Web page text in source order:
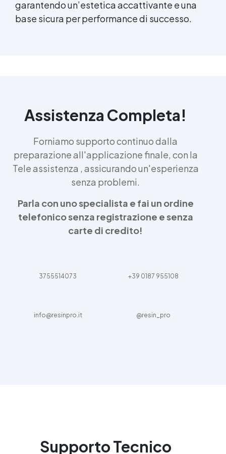
garantendo un’estetica accattivante e una
base sicura per performance di successo.
Assistenza Completa!
Forniamo supporto continuo dalla
preparazione all'applicazione finale, con la
Tele assistenza , assicurando un'esperienza
senza problemi.
Parla con uno specialista e fai un ordine
telefonico senza registrazione e senza
carte di credito!
3755514073 +39 0187 955108
info@resinpro.it @resin_pro
Supporto Tecnico